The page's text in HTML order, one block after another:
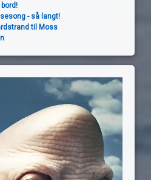
- så langt!
til Moss